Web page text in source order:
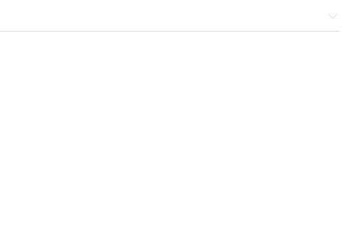
il pagamento con carta di credito (è estremamente sicuro e
della carta di credito verrà memorizzato sui nostri sistemi).